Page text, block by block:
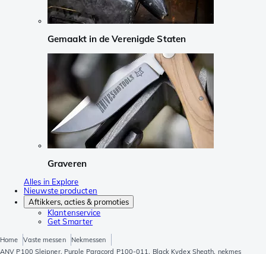
Gemaakt in de Verenigde Staten
Graveren
Alles in Explore
Nieuwste producten
Aftikkers, acties & promoties
Klantenservice
Get Smarter
Home Vaste messen
Nekmessen
ANV P100 Sleipner, Purple Paracord P100-011, Black Kydex Sheath, nekmes